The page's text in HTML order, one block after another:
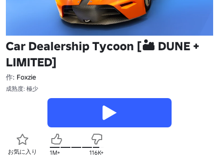
Car Dealership Tycoon [🏜️ DUNE +
LIMITED]
作: Foxzie
成熟度: 極少
お気に入り 1M+ 116K+